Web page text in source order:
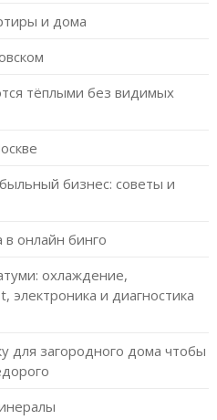
и дома
тёплыми без видимых
бизнес: советы и
в онлайн бинго
охлаждение,
электроника и диагностика
для загородного дома чтобы